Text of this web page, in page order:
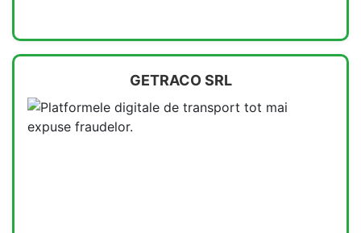
GETRACO SRL